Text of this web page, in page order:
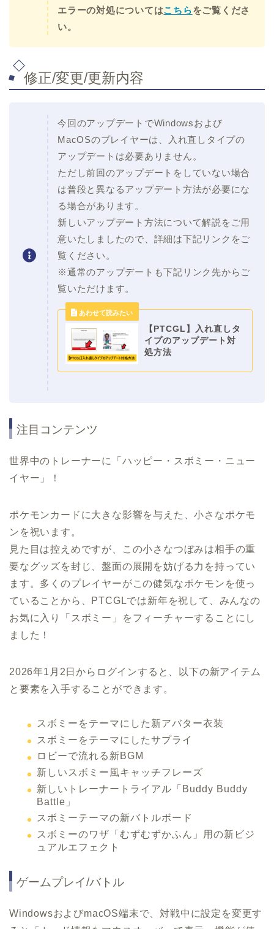
エラーの対処についてはこちらをご覧くださ
い。
修正/変更/更新内容
今回のアップデートでWindowsおよび
MacOSのプレイヤーは、入れ直しタイプの
アップデートは必要ありません。
ただし前回のアップデートをしていない場合
は普段と異なるアップデート方法が必要にな
る場合があります。
新しいアップデート方法について解説をご用
意いたしましたので、詳細は下記リンクをご
覧ください。
※通常のアップデートも下記リンク先からご
覧いただけます。
【PTCGL】入れ直しタ
イプのアップデート対
処方法
注目コンテンツ
世界中のトレーナーに「ハッピー・スボミー・ニュー
イヤー」！
ポケモンカードに大きな影響を与えた、小さなポケモ
ンを祝います。
見た目は控えめですが、この小さなつぼみは相手の重
要なグッズを封じ、盤面の展開を妨げる力を持ってい
ます。多くのプレイヤーがこの健気なポケモンを使っ
ていることから、PTCGLでは新年を祝して、みんなの
お気に入り「スボミー」をフィーチャーすることにし
ました！
2026年1月2日からログインすると、以下の新アイテム
と要素を入手することができます。
スボミーをテーマにした新アバター衣装
スボミーをテーマにしたサプライ
ロビーで流れる新BGM
新しいスボミー風キャッチフレーズ
新しいトレーナートライアル「Buddy Buddy
Battle」
スボミーテーマの新バトルボード
スボミーのワザ「むずむずかふん」用の新ビジ
ュアルエフェクト
ゲームプレイ/バトル
WindowsおよびmacOS端末で、対戦中に設定を変更す